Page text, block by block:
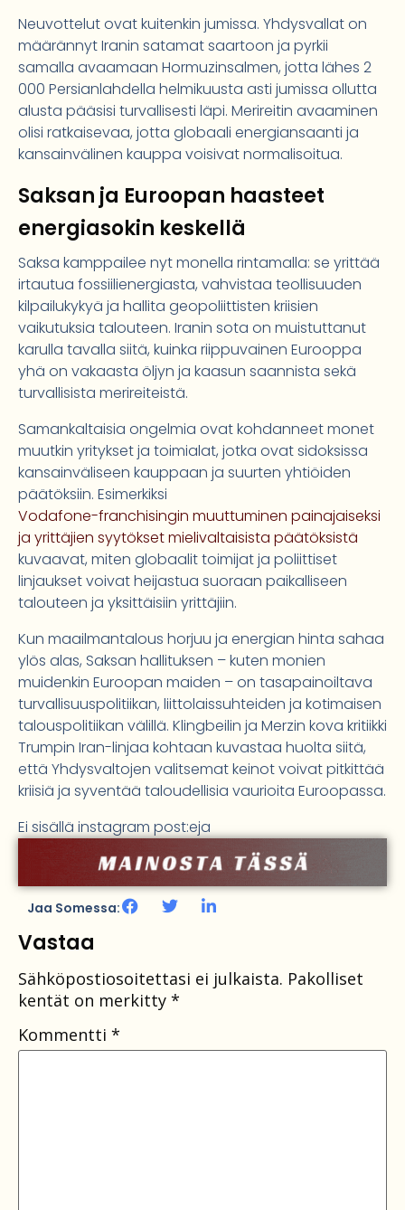
Neuvottelut ovat kuitenkin jumissa. Yhdysvallat on
määrännyt Iranin satamat saartoon ja pyrkii
samalla avaamaan Hormuzinsalmen, jotta lähes 2
000 Persianlahdella helmikuusta asti jumissa ollutta
alusta pääsisi turvallisesti läpi. Merireitin avaaminen
olisi ratkaisevaa, jotta globaali energiansaanti ja
kansainvälinen kauppa voisivat normalisoitua.
Saksan ja Euroopan haasteet
energiasokin keskellä
Saksa kamppailee nyt monella rintamalla: se yrittää
irtautua fossiilienergiasta, vahvistaa teollisuuden
kilpailukykyä ja hallita geopoliittisten kriisien
vaikutuksia talouteen. Iranin sota on muistuttanut
karulla tavalla siitä, kuinka riippuvainen Eurooppa
yhä on vakaasta öljyn ja kaasun saannista sekä
turvallisista merireiteistä.
Samankaltaisia ongelmia ovat kohdanneet monet
muutkin yritykset ja toimialat, jotka ovat sidoksissa
kansainväliseen kauppaan ja suurten yhtiöiden
päätöksiin. Esimerkiksi
Vodafone-franchisingin muuttuminen painajaiseksi
ja yrittäjien syytökset mielivaltaisista päätöksistä
kuvaavat, miten globaalit toimijat ja poliittiset
linjaukset voivat heijastua suoraan paikalliseen
talouteen ja yksittäisiin yrittäjiin.
Kun maailmantalous horjuu ja energian hinta sahaa
ylös alas, Saksan hallituksen – kuten monien
muidenkin Euroopan maiden – on tasapainoiltava
turvallisuuspolitiikan, liittolaissuhteiden ja kotimaisen
talouspolitiikan välillä. Klingbeilin ja Merzin kova kritiikki
Trumpin Iran-linjaa kohtaan kuvastaa huolta siitä,
että Yhdysvaltojen valitsemat keinot voivat pitkittää
kriisiä ja syventää taloudellisia vaurioita Euroopassa.
Ei sisällä instagram post:eja
Jaa Somessa:
Vastaa
Sähköpostiosoitettasi ei julkaista. Pakolliset
kentät on merkitty *
Kommentti *